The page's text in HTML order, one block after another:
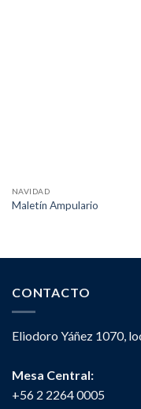
NAVIDAD
Maletín Ampulario
CONTACTO
Eliodoro Yáñez 1070,
Mesa Central:
+56 2 2264 0005